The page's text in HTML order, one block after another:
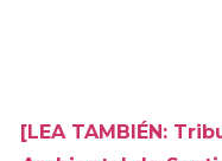
[LEA TAMBIÉN: